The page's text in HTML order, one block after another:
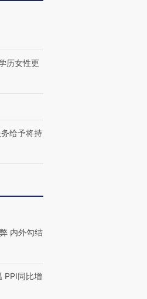
历女性更
给予将持
内外勾结
PPI同比增